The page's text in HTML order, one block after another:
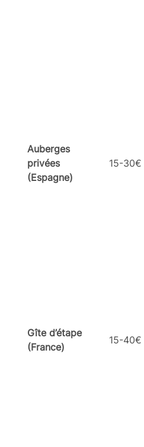
Auberges
privées
(Espagne)
15-30€
Gîte d’étape
(France)
15-40€